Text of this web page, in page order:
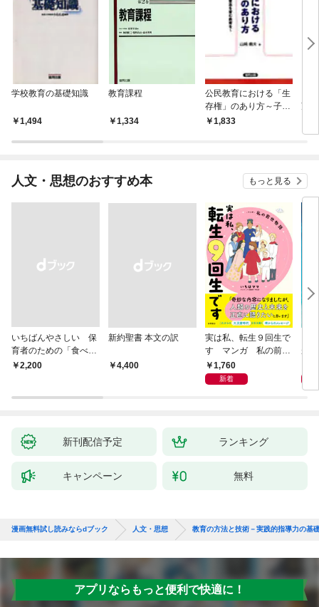
学校教育の基礎知識
1,494
教育課程
1,334
公民教育における「生
存権」のあり方～子ど
もに願い・自律意志を
1,833
望
人文・思想のおすすめ本 もっと見る
いちばんやさしい 保
育者のための「食べな
い子」サポートＢＯＯ
￥2,200
新約聖書 本文の訳
￥4,400
実は私、転生９回生で
す マンガ 私の前世
物語1,760
新着
が
新刊配信予定 ランキング
キャンペーン 無料
漫画無料試し読みならdブック 人文・思想 教育の方法と技術－実践的指導力の基
アプリならもっと便利で快適に！